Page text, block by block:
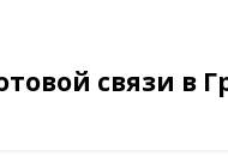
связи в